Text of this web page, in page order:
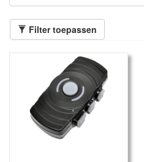
Filter toepassen